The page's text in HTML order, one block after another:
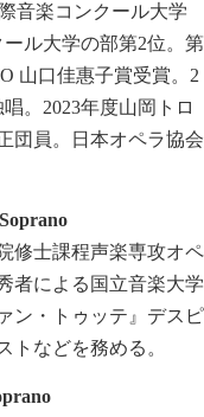
音楽コンクール大学
ル大学の部第2位。第
山口佳惠子賞受賞。2
。2023年度山岡トロ
団員。日本オペラ協会
修士課程声楽専攻オペ
者による国立音楽大学
ン・トゥッテ』デスピ
トなどを務める。